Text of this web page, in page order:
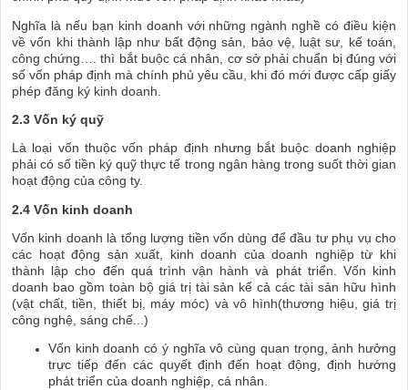
Nghĩa là nếu bạn kinh doanh với những ngành nghề có điều kiện
về vốn khi thành lập như bất động sản, bảo vệ, luật sư, kế toán,
công chứng…. thì bắt buộc cá nhân, cơ sở phải chuẩn bị đúng với
số vốn pháp định mà chính phủ yêu cầu, khi đó mới được cấp giấy
phép đăng ký kinh doanh.
2.3 Vốn ký quỹ
Là loại vốn thuộc vốn pháp định nhưng bắt buộc doanh nghiệp
phải có số tiền ký quỹ thực tế trong ngân hàng trong suốt thời gian
hoạt động của công ty.
2.4 Vốn kinh doanh
Vốn kinh doanh là tổng lượng tiền vốn dùng để đầu tư phụ vụ cho
các hoạt động sản xuất, kinh doanh của doanh nghiệp từ khi
thành lập cho đến quá trình vận hành và phát triển. Vốn kinh
doanh bao gồm toàn bộ giá trị tài sản kể cả các tài sản hữu hình
(vật chất, tiền, thiết bị, máy móc) và vô hình(thương hiệu, giá trị
công nghệ, sáng chế...)
Vốn kinh doanh có ý nghĩa vô cùng quan trọng, ảnh hưởng
trực tiếp đến các quyết định đến hoạt động, định hướng
phát triển của doanh nghiệp, cá nhân.